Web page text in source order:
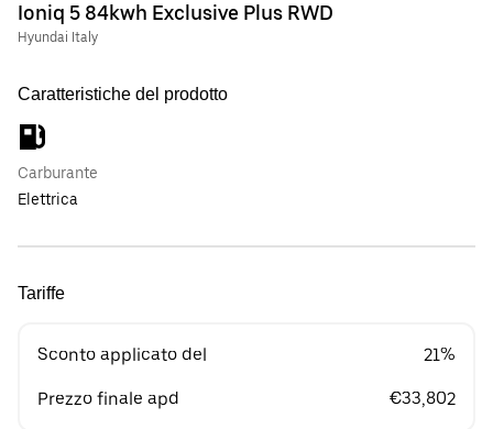
Ioniq 5 84kwh Exclusive Plus RWD
Hyundai Italy
Caratteristiche del prodotto
Carburante
Elettrica
Tariffe
Sconto applicato del 21%
Prezzo finale apd €33,802